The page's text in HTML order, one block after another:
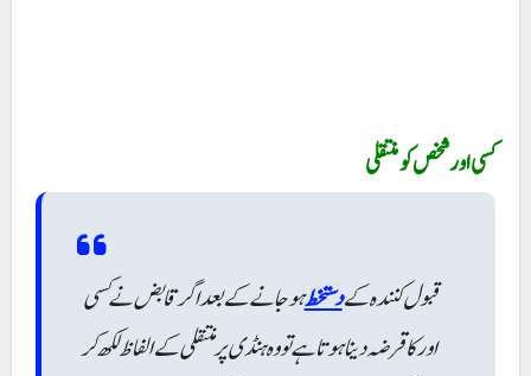
کسی اور شخص کو منتقلی
قبول کنندہ کےدستخطہو جانے کے بعد اگر قابض نے کسی
اور کا قرضہ دینا ہوتا ہے تو وہ ہنڈی پر منتقلی کے الفاظ لکھ کر